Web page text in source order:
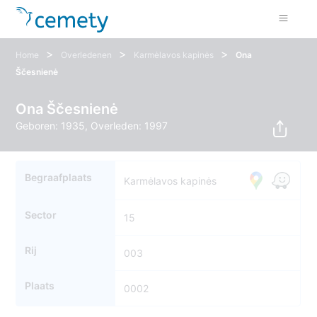
Home > Overledenen > Karmėlavos kapinės >
Ona
Ščesnienė
Ona Ščesnienė
Geboren: 1935, Overleden: 1997
Begraafplaats Karmėlavos kapinės
Sector 15
Rij 003
Plaats 0002